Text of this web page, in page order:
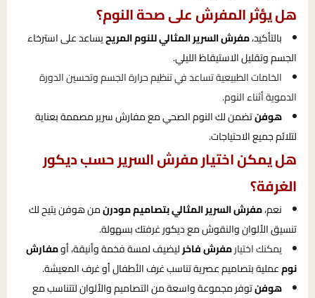
هل يؤثر المفرش على صحة النوم؟
بالتأكيد،مفرش السرير المثالي للنوم المريحيساعد على استرخاء
الجسم وتقليل الاستيقاظ الليلي.
الخامات الطبيعية تساعد في تنظيم حرارة الجسم وتحسين الدورة
الدموية أثناء النوم.
هوفنتضمن لك النوم الصحي مع مفارش سرير مصممة بعناية
لتلائم جميع الاحتياجات.
هل يمكن اختيار مفرش السرير حسب ديكور
الغرفة؟
نعم،مفرش السرير المثالي بتصاميم مودرنمن هوفن يتيح لك
تنسيق الألوان والنقوش مع ديكور غرفتك بسهولة.
يمكنك اختيارمفرش فاخرليضيف لمسة فخمة وأنيقة، أومفارش
نومعملية بتصاميم عصرية تناسب غرف الأطفال أو غرف المعيشة.
هوفنتوفر مجموعة واسعة من التصاميم والألوان لتتناسب مع